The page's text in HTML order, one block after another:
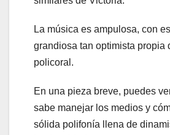
La música es ampulosa, con
grandiosa tan optimista propia
policoral.
En una pieza breve, puedes
sabe manejar los medios y
sólida polifonía llena de